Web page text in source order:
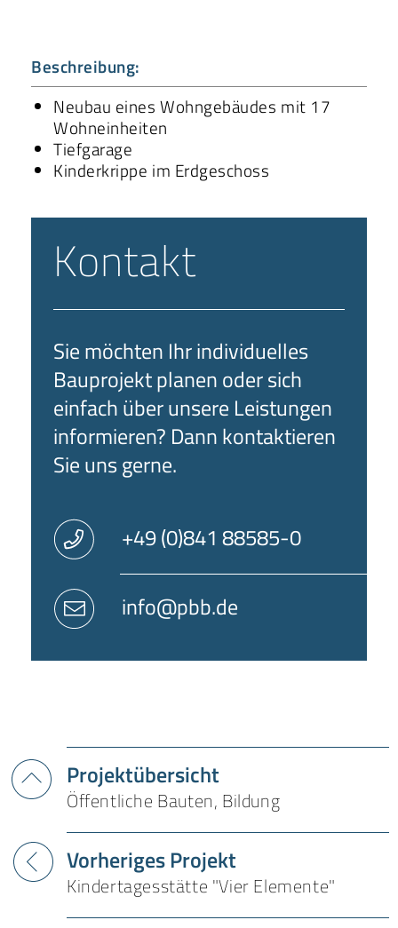
Beschreibung:
Neubau eines Wohngebäudes mit 17
Wohneinheiten
Tiefgarage
Kinderkrippe im Erdgeschoss
Kontakt
Sie möchten Ihr individuelles
Bauprojekt planen oder sich
einfach über unsere Leistungen
informieren? Dann kontaktieren
Sie uns gerne.
+49 (0)841 88585-0
info@pbb.de
Projektübersicht
Öffentliche Bauten, Bildung
Vorheriges Projekt
Kindertagesstätte "Vier Elemente"